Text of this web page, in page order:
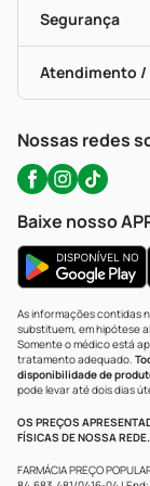
Formas De
Troca E
Bulas De A A Z
Políticas De
Serviços
Testes Rápidos
Autoteste
Segurança
Certificado De
Portal Da
Atendimento /
WhatsApp (47)
Nossas redes
Baixe nosso
As informações contidas
substituem, em hipótese
Somente o médico está
tratamento adequado.
disponibilidade de
pode levar até dois dias
OS PREÇOS
FÍSICAS DE NOSSA REDE.
FARMÁCIA PREÇO